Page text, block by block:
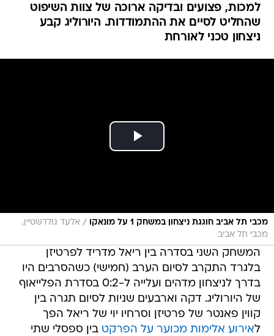
למכות, פצועים ובדיקה ארוכה של צוות השיפוט
שהחליט לסיים את ההתמודדות. היורוליג קבע
ניצחון טכני לאורחת
מכבי תל אביב חוגגת ניצחון במשחק 1 על מונאקו / אלעד גולדשטיין,
מכבי תל אביב
המשחק השני בסדרה בין ריאל מדריד לפרטיזן
בלגרד התקרב לסיום הערב (חמישי) כשהסרבים היו
בדרך לניצחון מדהים ועלייה ל-0:2 בסדרת הפלייאוף
של היורוליג. דקה וארבעים שניות לסיום תגרה בין
קווין פאנטר של פרטיזן וסרחיו יוי של ריאל הפך
לאירוע אלימות מכוער על הפרקט בין ספסלי שתי